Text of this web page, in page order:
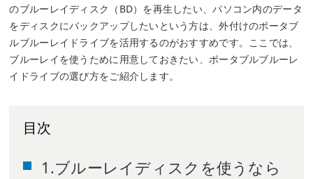
のブルーレイディスク（BD）を再生したい、パソコン内のデータ
をディスクにバックアップしたいという方は、外付けのポータブ
ルブルーレイドライブを活用するのがおすすめです。ここでは、
ブルーレイを使うために用意しておきたい、ポータブルブルーレ
イドライブの選び方をご紹介します。
目次
1.ブルーレイディスクを使うなら